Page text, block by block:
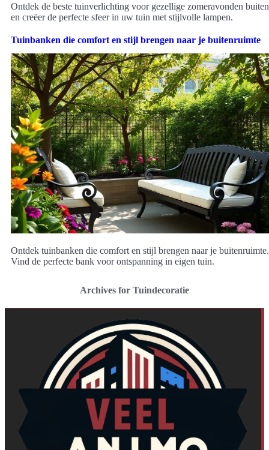
Ontdek de beste tuinverlichting voor gezellige zomeravonden buiten
en creëer de perfecte sfeer in uw tuin met stijlvolle lampen.
Tuinbanken die comfort en stijl brengen naar je buitenruimte
Ontdek tuinbanken die comfort en stijl brengen naar je buitenruimte.
Vind de perfecte bank voor ontspanning in eigen tuin.
Archives for Tuindecoratie